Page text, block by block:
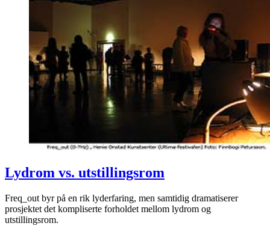
Lydrom vs. utstillingsrom
Freq_out byr på en rik lyderfaring, men samtidig dramatiserer
prosjektet det kompliserte forholdet mellom lydrom og
utstillingsrom.